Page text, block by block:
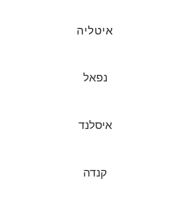
איטליה
נפאל
איסלנד
קנדה